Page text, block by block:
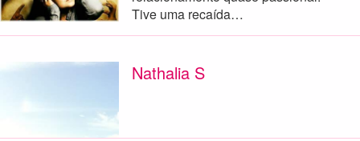
Tive uma recaída…
Nathalia S